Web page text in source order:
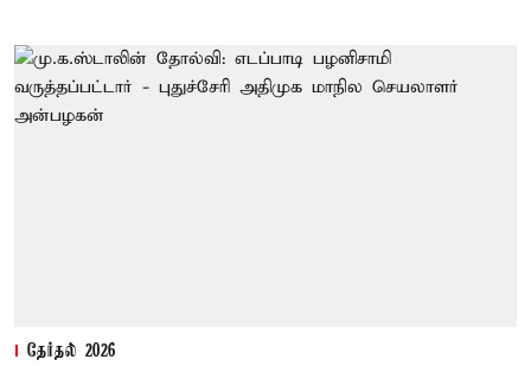
தேர்தல் 2026